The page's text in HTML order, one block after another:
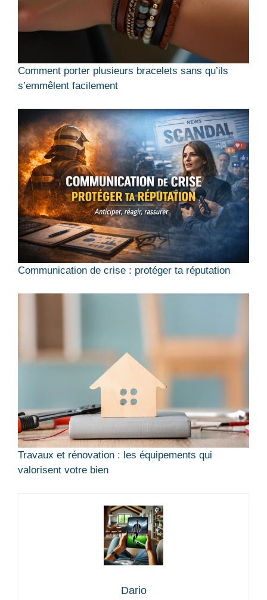
Comment porter plusieurs bracelets sans qu’ils
s’emmêlent facilement
Communication de crise : protéger ta réputation
Travaux et rénovation : les équipements qui
valorisent votre bien
Dario